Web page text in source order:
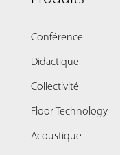
Conférence
Didactique
Collectivité
Floor Technology
Acoustique